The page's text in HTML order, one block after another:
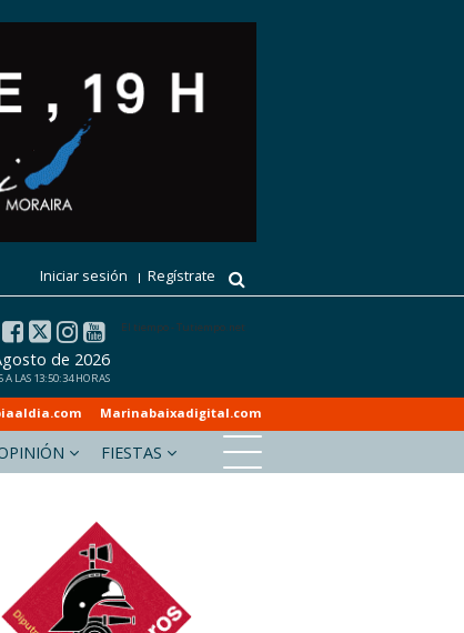
Iniciar sesión Regístrate
El tiempo - Tutiempo.net
de 2026
A LAS 13:50:34 HORAS
Marinabaixadigital.com
FIESTAS